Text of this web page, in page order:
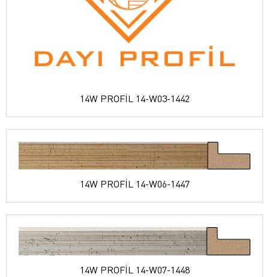
14W PROFİL 14-W03-1442
14W PROFİL 14-W06-1447
14W PROFİL 14-W07-1448